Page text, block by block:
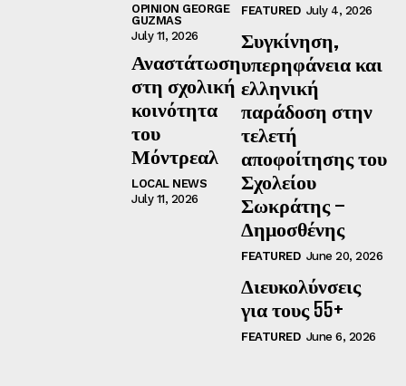
OPINION GEORGE
GUZMAS
July 11, 2026
Αναστάτωση
στη σχολική
κοινότητα
του
Μόντρεαλ
LOCAL NEWS
July 11, 2026
FEATURED July 4, 2026
Συγκίνηση,
υπερηφάνεια και
ελληνική
παράδοση στην
τελετή
αποφοίτησης του
Σχολείου
Σωκράτης –
Δημοσθένης
FEATURED June 20, 2026
Διευκολύνσεις
για τους 55+
FEATURED June 6, 2026